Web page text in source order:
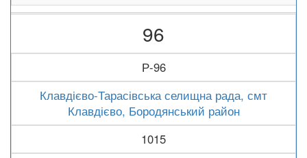
96
Р-96
Клавдієво-Тарасівська селищна рада, смт
Клавдієво, Бородянський район
1015